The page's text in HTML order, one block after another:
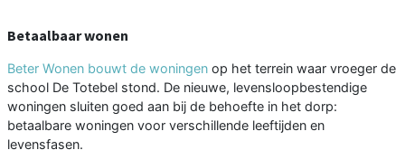
Betaalbaar wonen
Beter Wonen bouwt de woningen op het terrein waar vroeger de
school De Totebel stond. De nieuwe, levensloopbestendige
woningen sluiten goed aan bij de behoefte in het dorp:
betaalbare woningen voor verschillende leeftijden en
levensfasen.